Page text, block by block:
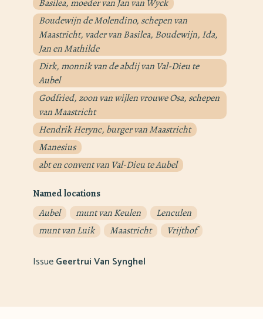
Basilea, moeder van Jan van Wyck
Boudewijn de Molendino, schepen van
Maastricht, vader van Basilea, Boudewijn, Ida,
Jan en Mathilde
Dirk, monnik van de abdij van Val-Dieu te
Aubel
Godfried, zoon van wijlen vrouwe Osa, schepen
van Maastricht
Hendrik Herync, burger van Maastricht
Manesius
abt en convent van Val-Dieu te Aubel
Named locations
Aubel
munt van Keulen
Lenculen
munt van Luik
Maastricht Vrijthof
IssueGeertrui Van Synghel